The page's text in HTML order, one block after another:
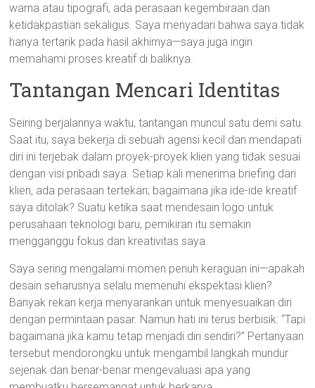
warna atau tipografi, ada perasaan kegembiraan dan
ketidakpastian sekaligus. Saya menyadari bahwa saya tidak
hanya tertarik pada hasil akhirnya—saya juga ingin
memahami proses kreatif di baliknya.
Tantangan Mencari Identitas
Seiring berjalannya waktu, tantangan muncul satu demi satu.
Saat itu, saya bekerja di sebuah agensi kecil dan mendapati
diri ini terjebak dalam proyek-proyek klien yang tidak sesuai
dengan visi pribadi saya. Setiap kali menerima briefing dari
klien, ada perasaan tertekan; bagaimana jika ide-ide kreatif
saya ditolak? Suatu ketika saat mendesain logo untuk
perusahaan teknologi baru, pemikiran itu semakin
mengganggu fokus dan kreativitas saya.
Saya sering mengalami momen penuh keraguan ini—apakah
desain seharusnya selalu memenuhi ekspektasi klien?
Banyak rekan kerja menyarankan untuk menyesuaikan diri
dengan permintaan pasar. Namun hati ini terus berbisik: “Tapi
bagaimana jika kamu tetap menjadi diri sendiri?” Pertanyaan
tersebut mendorongku untuk mengambil langkah mundur
sejenak dan benar-benar mengevaluasi apa yang